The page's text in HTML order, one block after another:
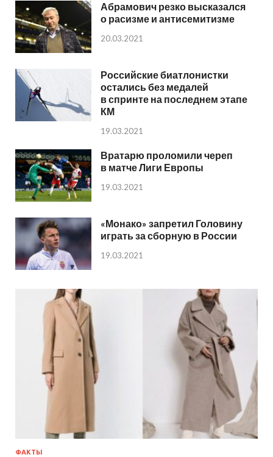
Абрамович резко высказался
о расизме и антисемитизме
20.03.2021
Российские биатлонистки
остались без медалей
в спринте на последнем этапе
КМ
19.03.2021
Вратарю проломили череп
в матче Лиги Европы
19.03.2021
«Монако» запретил Головину
играть за сборную в России
19.03.2021
ФАКТЫ